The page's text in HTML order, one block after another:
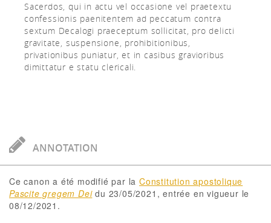
Sacerdos, qui in actu vel occasione vel praetextu
confessionis paenitentem ad peccatum contra
sextum Decalogi praeceptum sollicitat, pro delicti
gravitate, suspensione, prohibitionibus,
privationibus puniatur, et in casibus gravioribus
dimittatur e statu clericali.
ANNOTATION
Ce canon a été modifié par laConstitution apostolique
Pascite gregem Deidu 23/05/2021, entrée en vigueur le
08/12/2021.